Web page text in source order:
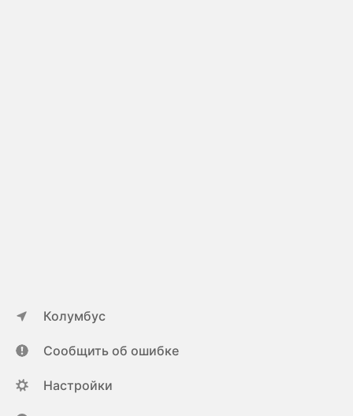
Колумбус
Сообщить об ошибке
Настройки